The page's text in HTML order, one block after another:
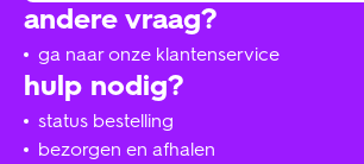
hulp nodig?
status bestelling
bezorgen en afhalen
andere vraag?
ga naar onze klantenservice